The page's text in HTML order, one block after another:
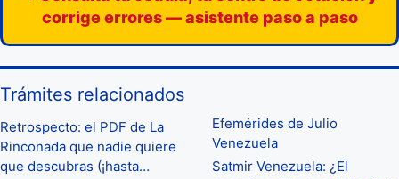
corrige errores — asistente paso a paso
Trámites relacionados
Retrospecto: el PDF de La
Rinconada que nadie quiere
que descubras (¡hasta…
Efemérides de Julio
Venezuela
Satmir Venezuela: ¿El